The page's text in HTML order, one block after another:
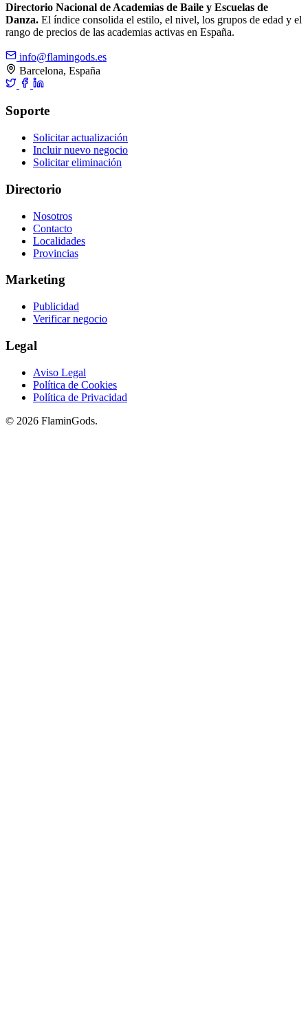
Directorio Nacional de Academias de Baile y Escuelas de
Danza. El índice consolida el estilo, el nivel, los grupos de edad y el
rango de precios de las academias activas en España.
info@flamingods.es
Barcelona, España
Soporte
Solicitar actualización
Incluir nuevo negocio
Solicitar eliminación
Directorio
Nosotros
Contacto
Localidades
Provincias
Marketing
Publicidad
Verificar negocio
Legal
Aviso Legal
Política de Cookies
Política de Privacidad
© 2026 FlaminGods.